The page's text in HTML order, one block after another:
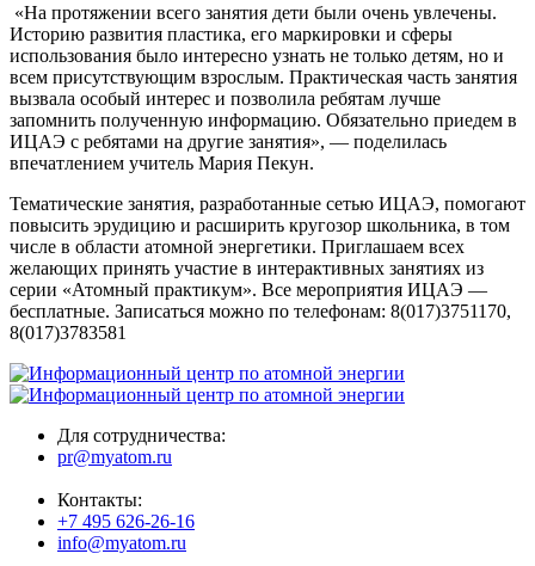
«На протяжении всего занятия дети были очень увлечены.
Историю развития пластика, его маркировки и сферы
использования было интересно узнать не только детям, но и
всем присутствующим взрослым. Практическая часть занятия
вызвала особый интерес и позволила ребятам лучше
запомнить полученную информацию. Обязательно приедем в
ИЦАЭ с ребятами на другие занятия», — поделилась
впечатлением учитель Мария Пекун.
Тематические занятия, разработанные сетью ИЦАЭ, помогают
повысить эрудицию и расширить кругозор школьника, в том
числе в области атомной энергетики. Приглашаем всех
желающих принять участие в интерактивных занятиях из
серии «Атомный практикум». Все мероприятия ИЦАЭ —
бесплатные. Записаться можно по телефонам: 8(017)3751170,
8(017)3783581
Для сотрудничества:
pr@myatom.ru
Контакты:
+7 495 626-26-16
info@myatom.ru